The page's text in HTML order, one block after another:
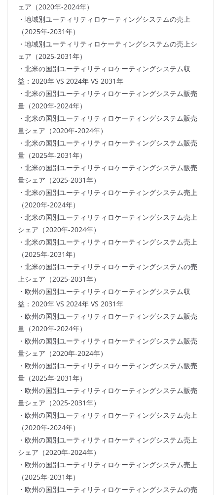
ェア（2020年-2024年）
・地域別ユーティリティロケーティングシステムの売上
（2025年-2031年）
・地域別ユーティリティロケーティングシステムの売上シ
ェア（2025-2031年）
・北米の国別ユーティリティロケーティングシステム収
益：2020年 VS 2024年 VS 2031年
・北米の国別ユーティリティロケーティングシステム販売
量（2020年-2024年）
・北米の国別ユーティリティロケーティングシステム販売
量シェア（2020年-2024年）
・北米の国別ユーティリティロケーティングシステム販売
量（2025年-2031年）
・北米の国別ユーティリティロケーティングシステム販売
量シェア（2025-2031年）
・北米の国別ユーティリティロケーティングシステム売上
（2020年-2024年）
・北米の国別ユーティリティロケーティングシステム売上
シェア（2020年-2024年）
・北米の国別ユーティリティロケーティングシステム売上
（2025年-2031年）
・北米の国別ユーティリティロケーティングシステムの売
上シェア（2025-2031年）
・欧州の国別ユーティリティロケーティングシステム収
益：2020年 VS 2024年 VS 2031年
・欧州の国別ユーティリティロケーティングシステム販売
量（2020年-2024年）
・欧州の国別ユーティリティロケーティングシステム販売
量シェア（2020年-2024年）
・欧州の国別ユーティリティロケーティングシステム販売
量（2025年-2031年）
・欧州の国別ユーティリティロケーティングシステム販売
量シェア（2025-2031年）
・欧州の国別ユーティリティロケーティングシステム売上
（2020年-2024年）
・欧州の国別ユーティリティロケーティングシステム売上
シェア（2020年-2024年）
・欧州の国別ユーティリティロケーティングシステム売上
（2025年-2031年）
・欧州の国別ユーティリティロケーティングシステムの売